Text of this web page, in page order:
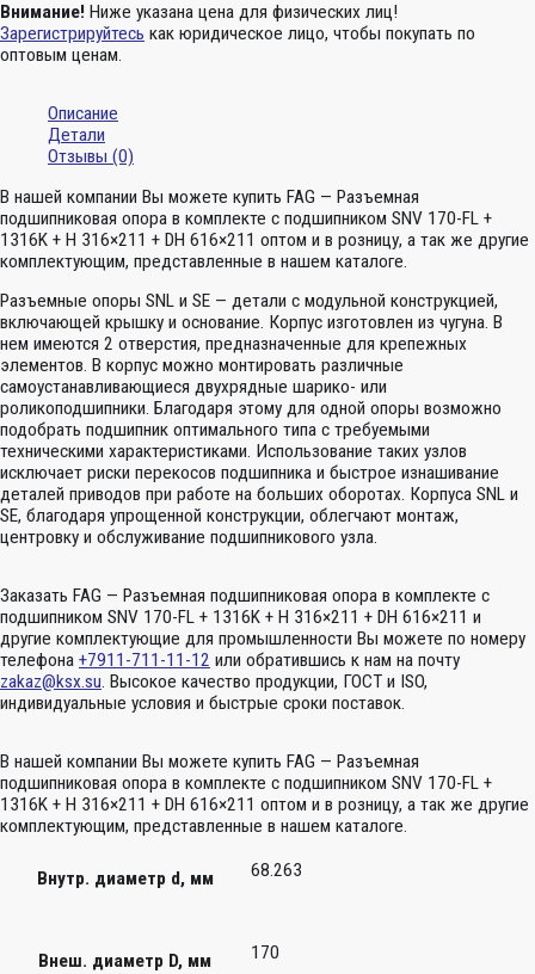
Внимание! Ниже указана цена для физических лиц!
Зарегистрируйтесь как юридическое лицо, чтобы покупать по
оптовым ценам.
Описание
Детали
Отзывы (0)
В нашей компании Вы можете купить FAG — Разъемная
подшипниковая опора в комплекте с подшипником SNV 170-FL +
1316K + H 316×211 + DH 616×211 оптом и в розницу, а так же другие
комплектующим, представленные в нашем каталоге.
Разъемные опоры SNL и SE — детали с модульной конструкцией,
включающей крышку и основание. Корпус изготовлен из чугуна. В
нем имеются 2 отверстия, предназначенные для крепежных
элементов. В корпус можно монтировать различные
самоустанавливающиеся двухрядные шарико- или
роликоподшипники. Благодаря этому для одной опоры возможно
подобрать подшипник оптимального типа с требуемыми
техническими характеристиками. Использование таких узлов
исключает риски перекосов подшипника и быстрое изнашивание
деталей приводов при работе на больших оборотах. Корпуса SNL и
SE, благодаря упрощенной конструкции, облегчают монтаж,
центровку и обслуживание подшипникового узла.
Заказать FAG — Разъемная подшипниковая опора в комплекте с
подшипником SNV 170-FL + 1316K + H 316×211 + DH 616×211 и
другие комплектующие для промышленности Вы можете по номеру
телефона +7911-711-11-12 или обратившись к нам на почту
zakaz@ksx.su. Высокое качество продукции, ГОСТ и ISO,
индивидуальные условия и быстрые сроки поставок.
В нашей компании Вы можете купить FAG — Разъемная
подшипниковая опора в комплекте с подшипником SNV 170-FL +
1316K + H 316×211 + DH 616×211 оптом и в розницу, а так же другие
комплектующим, представленные в нашем каталоге.
Внутр. диаметр d, мм 68.263
Внеш. диаметр D, мм 170